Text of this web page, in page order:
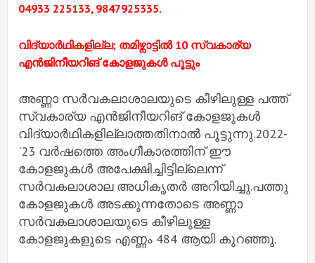
04933 225133, 9847925335.
വിദ്യാര്‍ഥികളില്ല; തമിഴ്നാട്ടില്‍ 10 സ്വകാര്യ
എന്‍ജിനീയറിങ് കോളജുകള്‍ പൂട്ടും
അണ്ണാ സര്‍വകലാശാലയുടെ കീഴിലുള്ള പത്ത്
സ്വകാര്യ എന്‍ജിനീയറിങ് കോളജുകള്‍
വിദ്യാര്‍ഥികളില്ലാത്തതിനാല്‍ പൂട്ടുന്നു.2022-
'23 വര്‍ഷത്തെ അംഗീകാരത്തിന് ഈ
കോളജുകള്‍ അപേക്ഷിച്ചിട്ടില്ലെന്ന്
സര്‍വകലാശാല അധികൃതര്‍ അറിയിച്ചു.പത്തു
കോളജുകള്‍ അടക്കുന്നതോടെ അണ്ണാ
സര്‍വകലാശാലയുടെ കീഴിലുള്ള
കോളജുകളുടെ എണ്ണം 484 ആയി കുറഞ്ഞു.